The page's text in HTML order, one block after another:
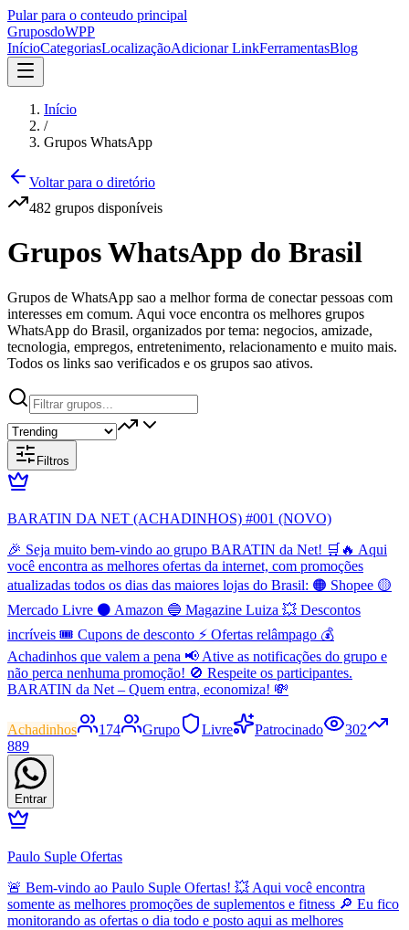
Pular para o conteudo principal
GruposdoWPP
InícioCategoriasLocalizaçãoAdicionar LinkFerramentasBlog
Início
/
Grupos WhatsApp
Voltar para o diretório
482 grupos disponíveis
Grupos WhatsApp do Brasil
Grupos de WhatsApp sao a melhor forma de conectar pessoas com
interesses em comum. Aqui voce encontra os melhores grupos
WhatsApp do Brasil, organizados por tema: negocios, amizade,
tecnologia, empregos, entretenimento, relacionamento e muito mais.
Todos os links sao verificados e os grupos sao ativos.
Filtros
BARATIN DA NET (ACHADINHOS) #001 (NOVO)
🎉 Seja muito bem-vindo ao grupo BARATIN da Net! 🛒🔥 Aqui
você encontra as melhores ofertas da internet, com promoções
atualizadas todos os dias das maiores lojas do Brasil: 🟠 Shopee 🟡
Mercado Livre ⚫ Amazon 🔵 Magazine Luiza 💥 Descontos
incríveis 🎟️ Cupons de desconto ⚡ Ofertas relâmpago 💰
Achadinhos que valem a pena 📢 Ative as notificações do grupo e
não perca nenhuma promoção! 🚫 Respeite os participantes.
BARATIN da Net – Quem entra, economiza! 💸
Achadinhos 174 Grupo Livre Patrocinado
302
889
Entrar
Paulo Suple Ofertas
🚨 Bem-vindo ao Paulo Suple Ofertas! 💥 Aqui você encontra
somente as melhores promoções de suplementos e fitness 🔎 Eu fico
monitorando as ofertas o dia todo e posto aqui as melhores